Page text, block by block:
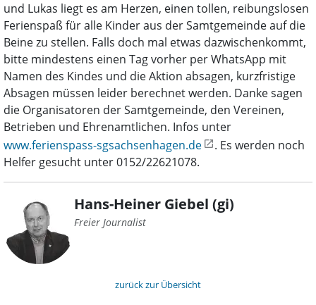
und Lukas liegt es am Herzen, einen tollen, reibungslosen
Ferienspaß für alle Kinder aus der Samtgemeinde auf die
Beine zu stellen. Falls doch mal etwas dazwischenkommt,
bitte mindestens einen Tag vorher per WhatsApp mit
Namen des Kindes und die Aktion absagen, kurzfristige
Absagen müssen leider berechnet werden. Danke sagen
die Organisatoren der Samtgemeinde, den Vereinen,
Betrieben und Ehrenamtlichen. Infos unter
www.ferienspass-sgsachsenhagen.de
. Es werden noch
Helfer gesucht unter 0152/22621078.
Hans-Heiner Giebel (gi)
Freier Journalist
zurück zur Übersicht